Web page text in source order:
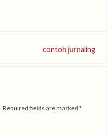
contoh jurnaling
Required fields are marked *